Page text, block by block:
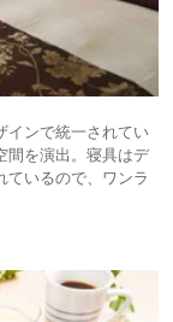
インで統一されてい
間を演出。寝具はデ
ているので、ワンラ